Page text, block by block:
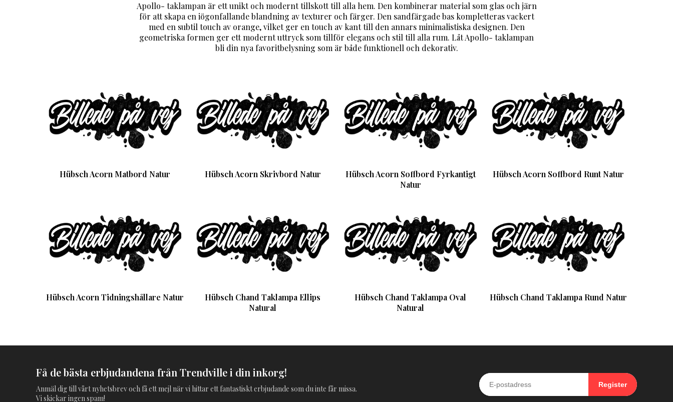
Apollo- taklampan är ett unikt och modernt tillskott till alla hem. Den kombinerar material som glas och järn
för att skapa en iögonfallande blandning av texturer och färger. Den sandfärgade bas kompletteras vackert
med en subtil touch av orange, vilket ger en touch av kant till den annars minimalistiska designen. Den
geometriska formen ger ett modernt uttryck som tillför elegans och stil till alla rum. Låt Apollo- taklampan
bli din nya favoritbelysning som är både funktionell och dekorativ.
Hübsch Acorn Matbord Natur Hübsch Acorn Skrivbord Natur
Hübsch Acorn Soffbord Fyrkantigt
Natur
Hübsch Acorn Soffbord Runt Natur
Hübsch Acorn Tidningshållare Natur
Hübsch Chand Taklampa Ellips
Natural
Hübsch Chand Taklampa Oval
Natural
Hübsch Chand Taklampa Rund Natur
Få de bästa erbjudandena från Trendville i din inkorg!
Anmäl dig till vårt nyhetsbrev och få ett mejl när vi hittar ett fantastiskt erbjudande som du inte får missa.
Vi skickar ingen spam!
Register